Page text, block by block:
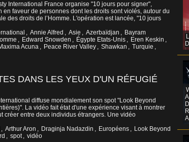
International France organise "10 jours pour signer",
en faveur de personnes dont les droits sont violés, autour du
des droits de l’Homme. L'opération est lancée, "10 jours
, Annie Alfred , Asie , Azerbaïdjan , Bayram
, Edward Snowden , Égypte Etats-Unis , Eren Keskin ,
Acuna , Peace River Valley , Shawkan , Turquie ,
DANS LES YEUX D'UN RÉFUGIÉ
diffuse mondialement son spot "Look Beyond
La vidéo fait état d'une expérience visant à montrer
créer entre deux individus étrangers. Une vidéo
, Arthur Aron , Draginja Nadazdin , Européens , Look Beyond
, spot , vidéo